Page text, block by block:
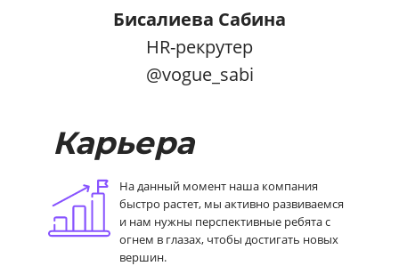
Бисалиева Сабина
HR-рекрутер
@vogue_sabi
Карьера
На данный момент наша компания
быстро растет, мы активно развиваемся
и нам нужны перспективные ребята с
огнем в глазах, чтобы достигать новых
вершин.